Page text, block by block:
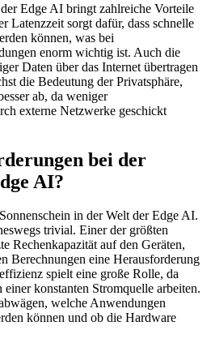
Edge AI bringt zahlreiche Vorteile
Latenzzeit sorgt dafür, dass schnelle
können, was bei
enorm wichtig ist. Auch die
Daten über das Internet übertragen
die Bedeutung der Privatsphäre,
ab, da weniger
externe Netzwerke geschickt
bei der
AI?
in der Welt der Edge AI.
trivial. Einer der größten
Rechenkapazität auf den Geräten,
Berechnungen eine Herausforderung
spielt eine große Rolle, da
konstanten Stromquelle arbeiten.
welche Anwendungen
können und ob die Hardware